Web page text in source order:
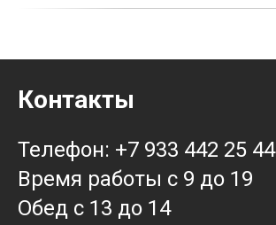
Контакты
Телефон: +7 933 442 25 44
Время работы с 9 до 19
Обед с 13 до 14